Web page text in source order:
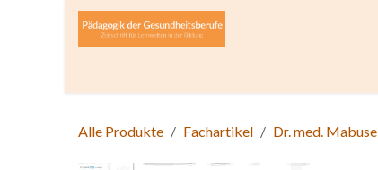
Zum Inhalt springen
Alle Produkte Fachartikel Dr. med. Mabuse